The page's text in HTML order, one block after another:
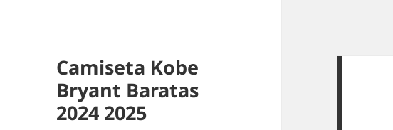
Camiseta Kobe
Bryant Baratas
2024 2025